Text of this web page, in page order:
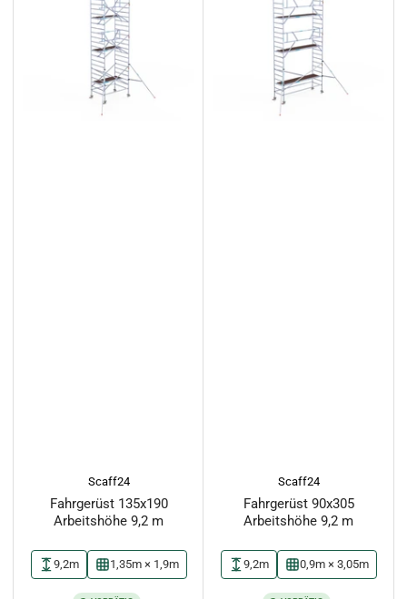
Scaff24
Fahrgerüst 135x190
Arbeitshöhe 9,2 m
9,2m 1,35m × 1,9m
Scaff24
Fahrgerüst 90x305
Arbeitshöhe 9,2 m
9,2m 0,9m × 3,05m